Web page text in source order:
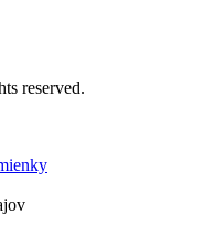
reserved.